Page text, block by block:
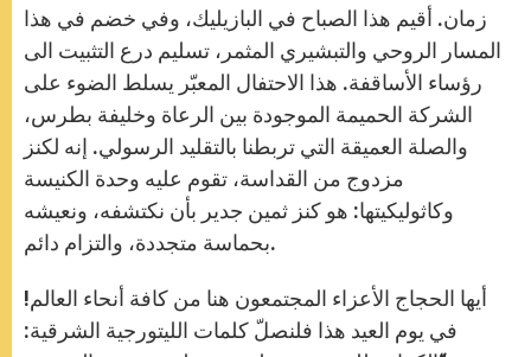
زمان. أقيم هذا الصباح في البازيليك، وفي خضم في هذا
المسار الروحي والتبشيري المثمر، تسليم درع التثبيت الى
رؤساء الأساقفة. هذا الاحتفال المعبّر يسلط الضوء على
الشركة الحميمة الموجودة بين الرعاة وخليفة بطرس،
والصلة العميقة التي تربطنا بالتقليد الرسولي. إنه لكنز
مزدوج من القداسة، تقوم عليه وحدة الكنيسة
وكاثوليكيتها: هو كنز ثمين جدير بأن نكتشفه، ونعيشه
بحماسة متجددة، والتزام دائم.
أيها الحجاج الأعزاء المجتمعون هنا من كافة أنحاء العالم!
في يوم العيد هذا فلنصلّ كلمات الليتورجية الشرقية: